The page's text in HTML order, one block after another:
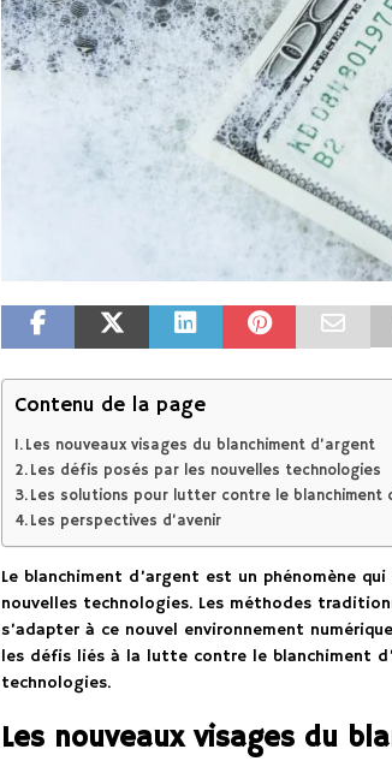
Contenu de la page
Les nouveaux visages du blanchiment d’argent
Les défis posés par les nouvelles technologies
Les solutions pour lutter contre le blanchiment
Les perspectives d’avenir
Le blanchiment d’argent est un phénomène
nouvelles technologies. Les méthodes
s’adapter à ce nouvel environnement
les défis liés à la lutte contre le blanchiment
technologies.
Les nouveaux visages du